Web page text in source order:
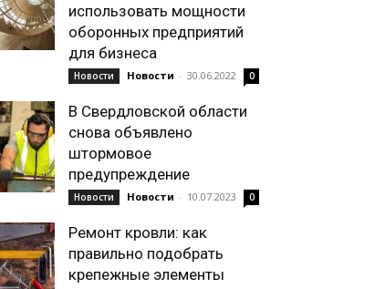
использовать мощности
оборонных предприятий
для бизнеса
Новости Новости - 30.06.2022 0
В Свердловской области
снова объявлено
штормовое
предупреждение
Новости Новости - 10.07.2023 0
Ремонт кровли: как
правильно подобрать
крепежные элементы